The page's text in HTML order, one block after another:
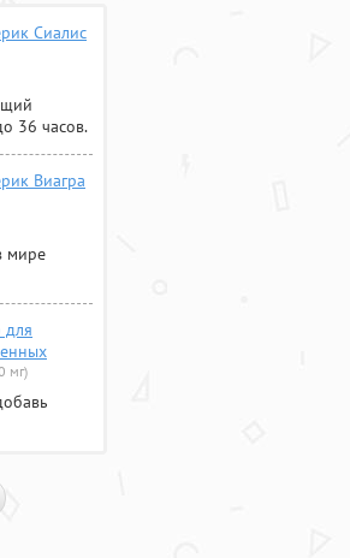
Сиалис
36 часов.
Виагра
мире
для
мг)